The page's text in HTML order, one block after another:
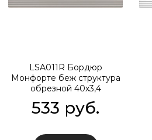
LSA011R Бордюр
Монфорте беж структура
обрезной 40х3,4
533 руб.